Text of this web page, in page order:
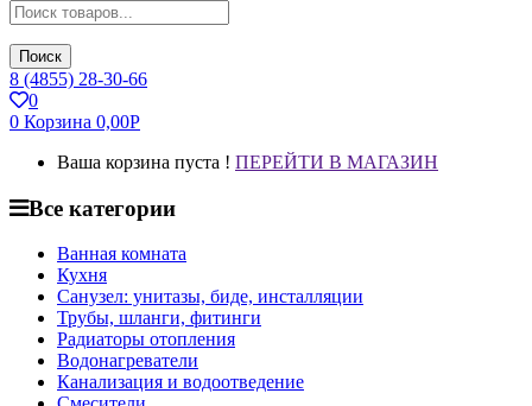
Поиск
8 (4855) 28-30-66
0
0 Корзина 0,00Р
Ваша корзина пуста ! ПЕРЕЙТИ В МАГАЗИН
Все категории
Ванная комната
Кухня
Санузел: унитазы, биде, инсталляции
Трубы, шланги, фитинги
Радиаторы отопления
Водонагреватели
Канализация и водоотведение